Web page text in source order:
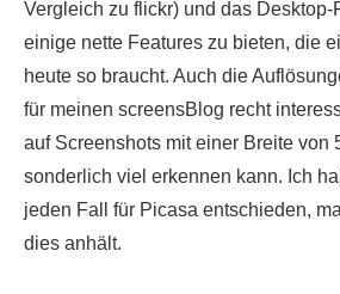
Vergleich zu flickr) und das Desktop-
einige nette Features zu bieten, die
heute so braucht. Auch die
für meinen screensBlog recht
auf Screenshots mit einer Breite von
sonderlich viel erkennen kann. Ich
jeden Fall für Picasa entschieden,
dies anhält.